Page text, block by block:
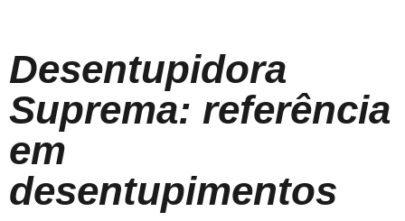
Desentupidora
Suprema: referência
em
desentupimentos